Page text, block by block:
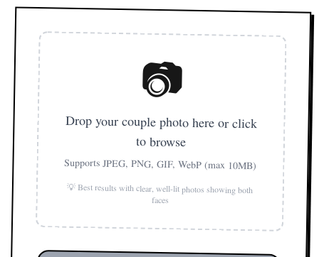
📷
Drop your couple photo here or click
to browse
Supports JPEG, PNG, GIF, WebP (max 10MB)
💡 Best results with clear, well-lit photos showing both
faces